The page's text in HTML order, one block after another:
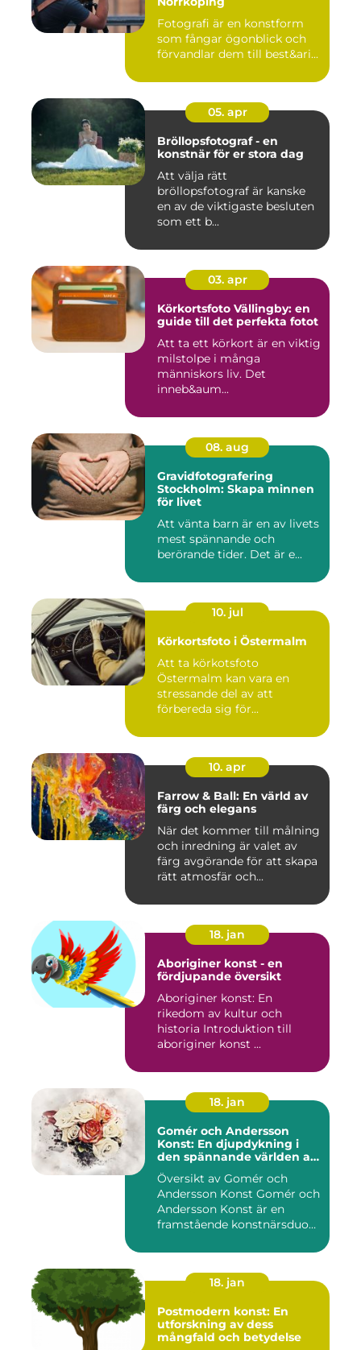
Fotografi är en konstform
som fångar ögonblick och
förvandlar dem till best&ari...
05. apr
Bröllopsfotograf - en
konstnär för er stora dag
Att välja rätt
bröllopsfotograf är kanske
en av de viktigaste besluten
som ett b...
03. apr
Körkortsfoto Vällingby: en
guide till det perfekta fotot
Att ta ett körkort är en viktig
milstolpe i många
människors liv. Det
inneb&aum...
08. aug
Gravidfotografering
Stockholm: Skapa minnen
för livet
Att vänta barn är en av livets
mest spännande och
berörande tider. Det är e...
10. jul
Körkortsfoto i Östermalm
Att ta körkotsfoto
Östermalm kan vara en
stressande del av att
förbereda sig för...
10. apr
Farrow & Ball: En värld av
färg och elegans
När det kommer till målning
och inredning är valet av
färg avgörande för att skapa
rätt atmosfär och...
18. jan
Aboriginer konst - en
fördjupande översikt
Aboriginer konst: En
rikedom av kultur och
historia Introduktion till
aboriginer konst ...
18. jan
Gomér och Andersson
Konst: En djupdykning i
den spännande världen av
konst
Översikt av Gomér och
Andersson Konst Gomér och
Andersson Konst är en
framstående konstnärsduo
18. jan
Postmodern konst: En
utforskning av dess
mångfald och betydelse